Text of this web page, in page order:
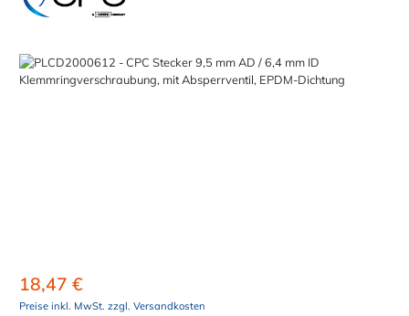
Bildergalerie überspringen
18,47 €
Preise inkl. MwSt. zzgl. Versandkosten